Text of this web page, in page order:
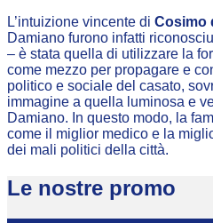
L’intuizione vincente di Cosimo
Damiano furono infatti
– è stata quella di utilizzare la
come mezzo per propagare e
politico e sociale del casato,
immagine a quella luminosa e
Damiano. In questo modo, la
come il miglior medico e la
dei mali politici della città.
Le nostre promo